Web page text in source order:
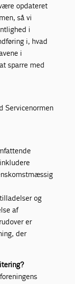
opdateret
så vi
i
i, hvad
i
sparre med
Servicenormen
og
af
er
der